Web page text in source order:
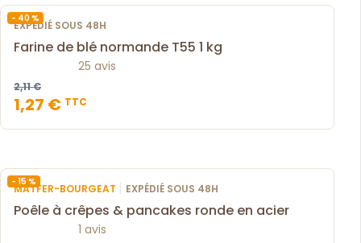
- 40 %
EXPÉDIÉ SOUS 48H
Farine de blé normande T55 1 kg
25 avis
2,11 €
1,27 € TTC
- 15 %
MATFER-BOURGEAT | EXPÉDIÉ SOUS 48H
Poêle à crêpes & pancakes ronde en acier
1 avis